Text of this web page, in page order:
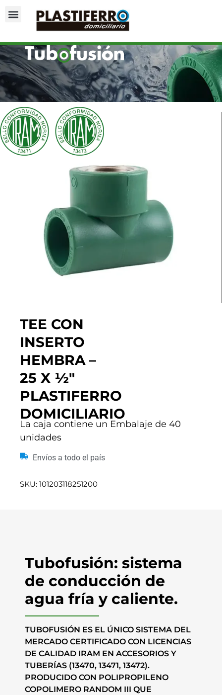
TEE CON
INSERTO
HEMBRA –
25 X ½″
PLASTIFERRO
DOMICILIARIO
La caja contiene un Embalaje de 40
unidades
Envíos a todo el país
SKU: 101203118251200
Tubofusión: sistema
de conducción de
agua fría y caliente.
TUBOFUSIÓN ES EL ÚNICO SISTEMA DEL
MERCADO CERTIFICADO CON LICENCIAS
DE CALIDAD IRAM EN ACCESORIOS Y
TUBERÍAS (13470, 13471, 13472).
PRODUCIDO CON POLIPROPILENO
COPOLIMERO RANDOM III QUE